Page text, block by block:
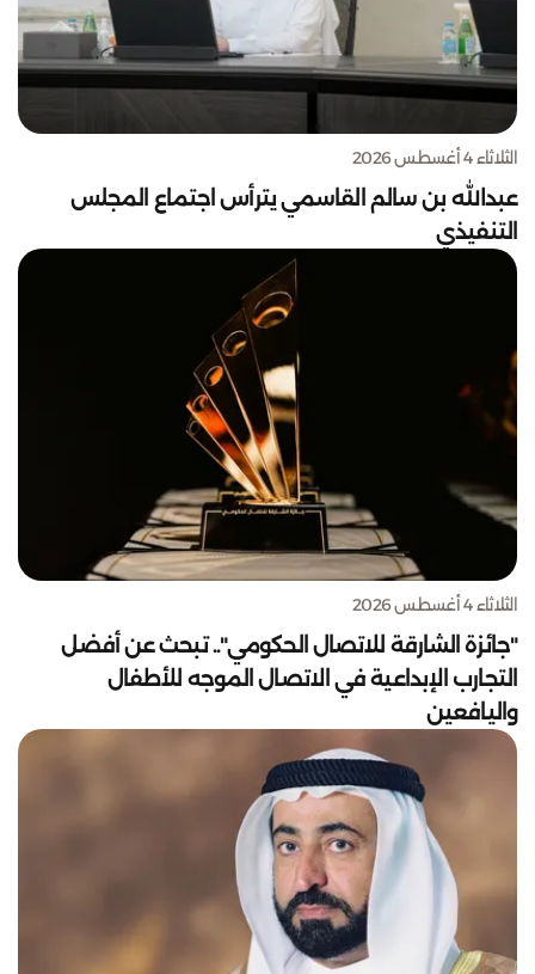
الثلاثاء 4 أغسطس 2026
عبدالله بن سالم القاسمي يترأس اجتماع المجلس
التنفيذي
الثلاثاء 4 أغسطس 2026
"جائزة الشارقة للاتصال الحكومي".. تبحث عن أفضل
التجارب الإبداعية في الاتصال الموجه للأطفال
واليافعين